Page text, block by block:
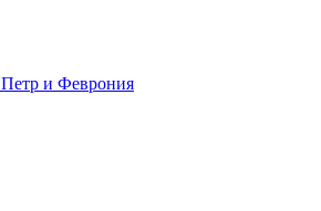
Петр и Феврония